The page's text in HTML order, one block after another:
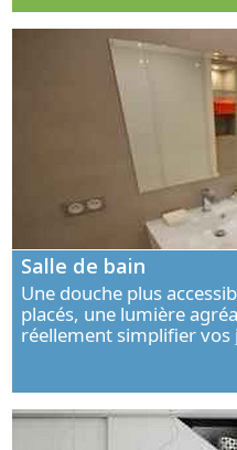
Salle de bain
Une douche plus
placés, une lumière
réellement simplifier vos
concevoir un espace